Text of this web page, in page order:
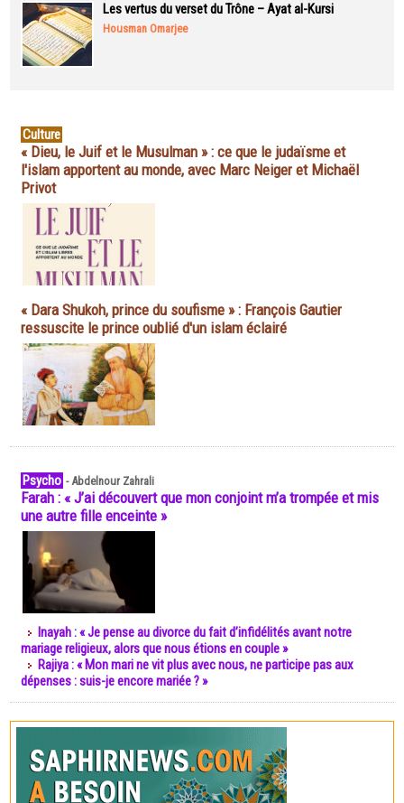
Les vertus du verset du Trône – Ayat al-Kursi
Housman Omarjee
Culture
« Dieu, le Juif et le Musulman » : ce que le judaïsme et
l'islam apportent au monde, avec Marc Neiger et Michaël
Privot
« Dara Shukoh, prince du soufisme » : François Gautier
ressuscite le prince oublié d'un islam éclairé
Psycho -Abdelnour Zahrali
Farah : « J’ai découvert que mon conjoint m’a trompée et mis
une autre fille enceinte »
Inayah : « Je pense au divorce du fait d’infidélités avant notre
mariage religieux, alors que nous étions en couple »
Rajiya : « Mon mari ne vit plus avec nous, ne participe pas aux
dépenses : suis-je encore mariée ? »